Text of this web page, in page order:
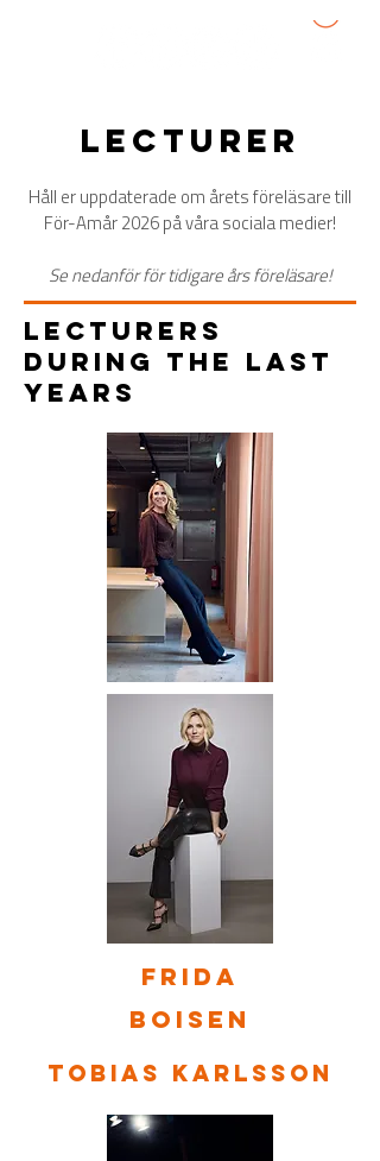
lecturer
Håll er uppdaterade om årets föreläsare till
För-Amår 2026 på våra sociala medier!
Se nedanför för tidigare års föreläsare!
lecturers
during the last
years
Frida
Boisen
Tobias Karlsson